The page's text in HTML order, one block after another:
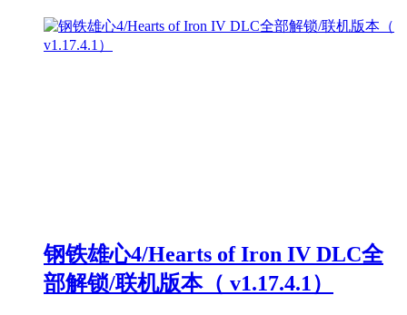
钢铁雄心4/Hearts of Iron IV DLC全
部解锁/联机版本（ v1.17.4.1）